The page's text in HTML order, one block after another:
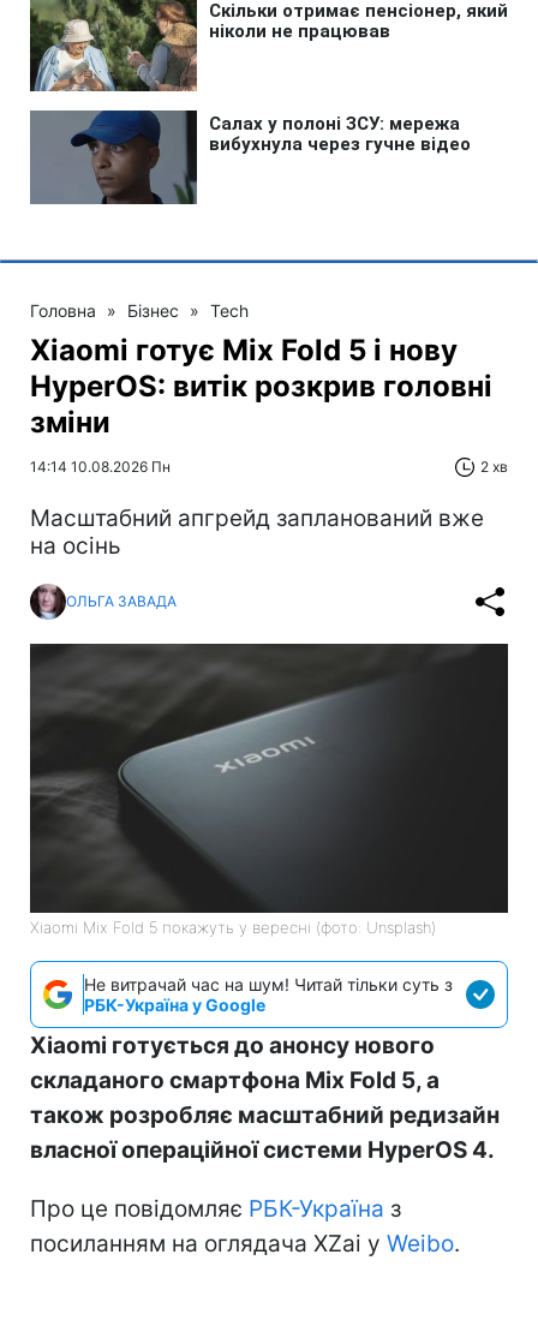
Головна » Бізнес » Tech
Xiaomi готує Mix Fold 5 і нову
HyperOS: витік розкрив головні
зміни
14:14 10.08.2026 Пн 2 хв
Масштабний апгрейд запланований вже
на осінь
ОЛЬГА ЗАВАДА
Xiaomi Mix Fold 5 покажуть у вересні (фото: Unsplash)
Не витрачай час на шум! Читай тільки суть з
РБК-Україна у Google
Xiaomi готується до анонсу нового
складаного смартфона Mix Fold 5, а
також розробляє масштабний редизайн
власної операційної системи HyperOS 4.
Про це повідомляє РБК-Україна з
посиланням на оглядача XZai у Weibo.